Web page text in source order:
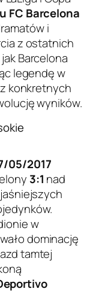
FC Barcelona
i
z ostatnich
Barcelona
legendę w
konkretnych
wyników.
05/2017
3:1 nad
w
dominację
tamtej